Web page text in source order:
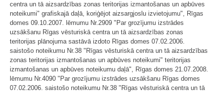
centra un tā aizsardzības zonas teritorijas izmantošanas un apbūves
noteikumi" grafiskajā daļā, koriģējot aizsargjoslu izvietojumu", Rīgas
domes 09.10.2007. lēmumu Nr.2909 "Par grozījumu izstrādes
uzsākšanu Rīgas vēsturiskā centra un tā aizsardzības zonas
teritorijas plānojuma sastāvā izdoto Rīgas domes 07.02.2006.
saistošo noteikumu Nr.38 "Rīgas vēsturiskā centra un tā aizsardzības
zonas teritorijas izmantošanas un apbūves noteikumi" teritorijas
izmantošanas un apbūves noteikumu daļā", Rīgas domes 21.07.2008.
lēmumu Nr.4090 "Par grozījumu izstrādes uzsākšanu Rīgas domes
07.02.2006. saistošo noteikumu Nr.38 "Rīgas vēsturiskā centra un tā